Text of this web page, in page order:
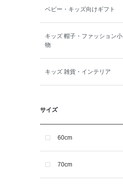
ベビー・キッズ向けギフト
キッズ 帽子・ファッション小
物
キッズ 雑貨・インテリア
サイズ
60cm
70cm